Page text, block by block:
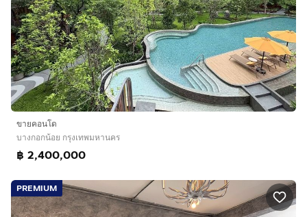
ขายคอนโด
บางกอกน้อย กรุงเทพมหานคร
฿ 2,400,000
PREMIUM